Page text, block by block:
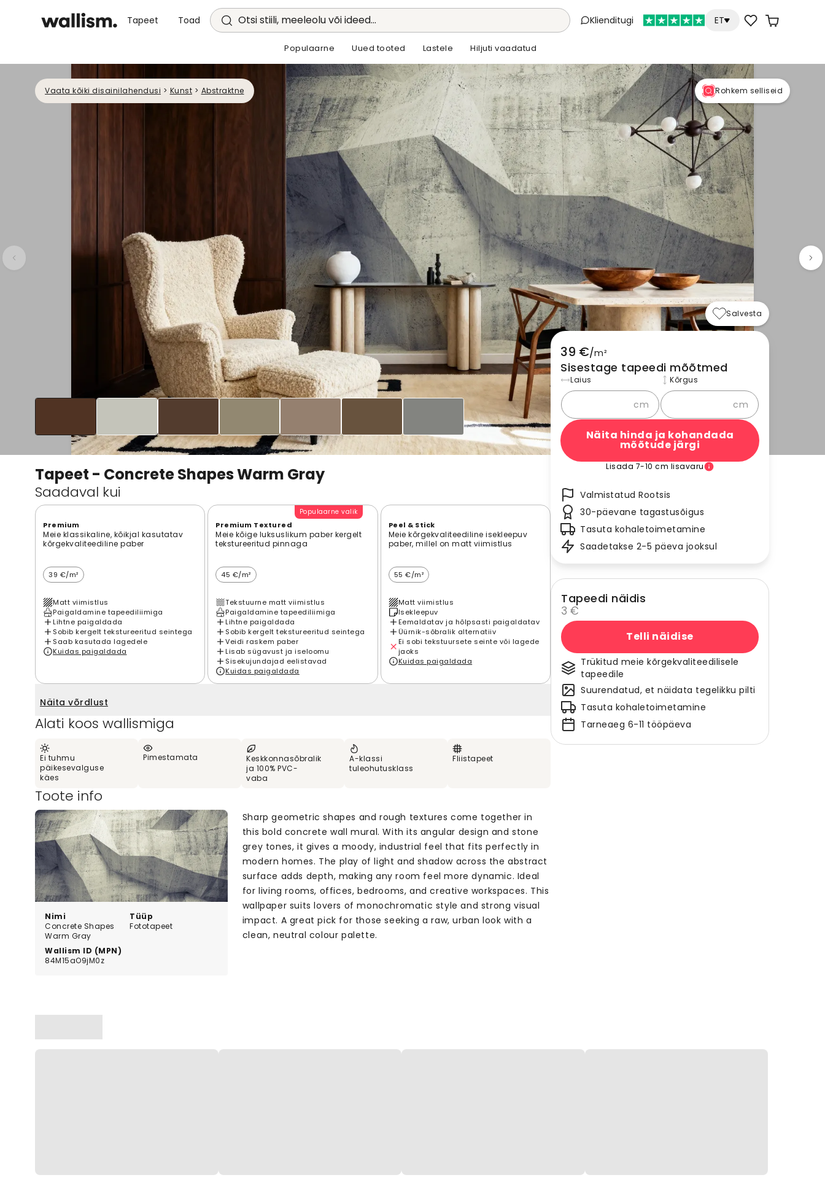
Tapeet Toad Otsi stiili, meeleolu või ideed... Klienditugi ET
Populaarne Uued tooted Lastele Hiljuti vaadatud
Vaata kõiki disainilahendusi > Kunst > Abstraktne Rohkem selliseid
Tapeet - Concrete Shapes Warm Gray
Saadaval kui
Premium
Meie klassikaline, kõikjal kasutatav
kõrgekvaliteediline paber
39 €/m²
Matt viimistlus
Paigaldamine tapeediliimiga
Lihtne paigaldada
Sobib kergelt tekstureeritud seintega
Saab kasutada lagedele
Kuidas paigaldada
Populaarne valik
Premium Textured
Meie kõige luksuslikum paber kergelt
tekstureeritud pinnaga
45 €/m²
Tekstuurne matt viimistlus
Paigaldamine tapeediliimiga
Lihtne paigaldada
Sobib kergelt tekstureeritud seintega
Veidi raskem paber
Lisab sügavust ja iseloomu
Sisekujundajad eelistavad
Kuidas paigaldada
Peel & Stick
Meie kõrgekvaliteediline isekleepuv
paber, millel on matt viimistlus
55 €/m²
Matt viimistlus
Isekleepuv
Eemaldatav ja hõlpsasti paigaldatav
Üürnik-sõbralik alternatiiv
Ei sobi tekstuursete seinte või lagede
jaoks
Kuidas paigaldada
Näita võrdlust
Alati koos wallismiga
Ei tuhmu
päikesevalguse
käes
Pimestamata
Keskkonnasõbralik
ja 100% PVC-
vaba
A-klassi
tuleohutusklass
Fliistapeet
Toote info
Nimi
Concrete Shapes
Warm Gray
Tüüp
Fototapeet
Wallism ID (MPN)
84M15aO9jM0z
Sharp geometric shapes and rough textures come together in
this bold concrete wall mural. With its angular design and stone
grey tones, it gives a moody, industrial feel that fits perfectly in
modern homes. The play of light and shadow across the abstract
surface adds depth, making any room feel more dynamic. Ideal
for living rooms, offices, bedrooms, and creative workspaces. This
wallpaper suits lovers of monochromatic style and strong visual
impact. A great pick for those seeking a raw, urban look with a
clean, neutral colour palette.
Salvesta
39 €/m²
Sisestage tapeedi mõõtmed
Laius
cm
Kõrgus
cm
Näita hinda ja kohandada
mõõtude järgi
Lisada 7-10 cm lisavaru
Valmistatud Rootsis
30-päevane tagastusõigus
Tasuta kohaletoimetamine
Saadetakse 2-5 päeva jooksul
Tapeedi näidis
3 €
Telli näidise
Trükitud meie kõrgekvaliteedilisele
tapeedile
Suurendatud, et näidata tegelikku pilti
Tasuta kohaletoimetamine
Tarneaeg 6-11 tööpäeva